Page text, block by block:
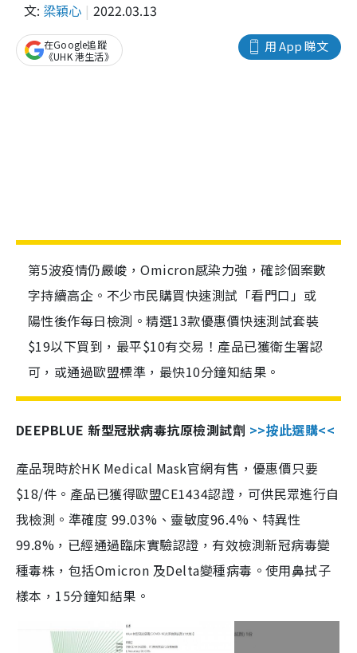
文: 梁穎心 2022.03.13
用 App 睇文
在Google追蹤
《UHK 港生活》
第5波疫情仍嚴峻，Omicron感染力強，確診個案數
字持續高企。不少市民購買快速測試「看門口」或
陽性後作每日檢測。精選13款優惠價快速測試套裝
$19以下買到，最平$10有交易！產品已獲衛生署認
可，或通過歐盟標準，最快10分鐘知結果。
DEEPBLUE 新型冠狀病毒抗原檢測試劑 >>按此選購<<
產品現時於HK Medical Mask官網有售，優惠價只要
$18/件。產品已獲得歐盟CE1434認證，可供民眾進行自
我檢測。準確度 99.03%、靈敏度96.4%、特異性
99.8%，已經通過臨床實驗認證，有效檢測新冠病毒變
種毒株，包括Omicron 及Delta變種病毒。使用鼻拭子
樣本，15分鐘知結果。